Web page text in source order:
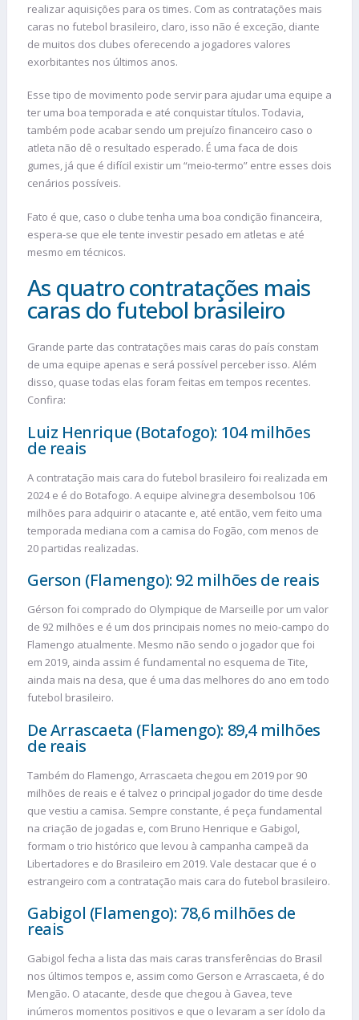
realizar aquisições para os times. Com as contratações mais
caras no futebol brasileiro, claro, isso não é exceção, diante
de muitos dos clubes oferecendo a jogadores valores
exorbitantes nos últimos anos.
Esse tipo de movimento pode servir para ajudar uma equipe a
ter uma boa temporada e até conquistar títulos. Todavia,
também pode acabar sendo um prejuízo financeiro caso o
atleta não dê o resultado esperado. É uma faca de dois
gumes, já que é difícil existir um “meio-termo” entre esses dois
cenários possíveis.
Fato é que, caso o clube tenha uma boa condição financeira,
espera-se que ele tente investir pesado em atletas e até
mesmo em técnicos.
As quatro contratações mais
caras do futebol brasileiro
Grande parte das contratações mais caras do país constam
de uma equipe apenas e será possível perceber isso. Além
disso, quase todas elas foram feitas em tempos recentes.
Confira:
Luiz Henrique (Botafogo): 104 milhões
de reais
A contratação mais cara do futebol brasileiro foi realizada em
2024 e é do Botafogo. A equipe alvinegra desembolsou 106
milhões para adquirir o atacante e, até então, vem feito uma
temporada mediana com a camisa do Fogão, com menos de
20 partidas realizadas.
Gerson (Flamengo): 92 milhões de reais
Gérson foi comprado do Olympique de Marseille por um valor
de 92 milhões e é um dos principais nomes no meio-campo do
Flamengo atualmente. Mesmo não sendo o jogador que foi
em 2019, ainda assim é fundamental no esquema de Tite,
ainda mais na desa, que é uma das melhores do ano em todo
futebol brasileiro.
De Arrascaeta (Flamengo): 89,4 milhões
de reais
Também do Flamengo, Arrascaeta chegou em 2019 por 90
milhões de reais e é talvez o principal jogador do time desde
que vestiu a camisa. Sempre constante, é peça fundamental
na criação de jogadas e, com Bruno Henrique e Gabigol,
formam o trio histórico que levou à campanha campeã da
Libertadores e do Brasileiro em 2019. Vale destacar que é o
estrangeiro com a contratação mais cara do futebol brasileiro.
Gabigol (Flamengo): 78,6 milhões de
reais
Gabigol fecha a lista das mais caras transferências do Brasil
nos últimos tempos e, assim como Gerson e Arrascaeta, é do
Mengão. O atacante, desde que chegou à Gavea, teve
inúmeros momentos positivos e que o levaram a ser ídolo da